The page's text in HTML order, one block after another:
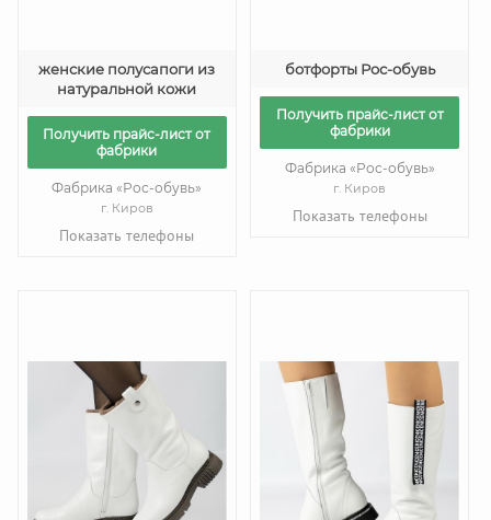
женские полусапоги из
натуральной кожи
Получить прайс-лист от
фабрики
Фабрика «Рос-обувь»
г. Киров
Показать телефоны
ботфорты Рос-обувь
Получить прайс-лист от
фабрики
Фабрика «Рос-обувь»
г. Киров
Показать телефоны